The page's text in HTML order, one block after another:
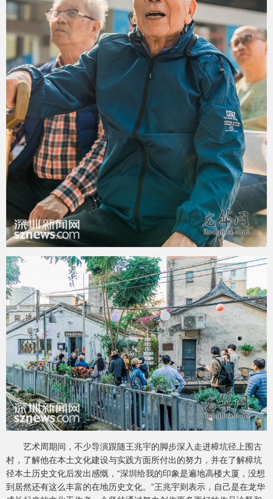
艺术周期间，不少导演跟随王兆宇的脚步深入走进樟坑径上围古
村，了解他在本土文化建设与实践方面所付出的努力，并在了解樟坑
径本土历史文化后发出感慨，“深圳给我的印象是遍地高楼大厦，没想
到居然还有这么丰富的在地历史文化。”王兆宇则表示，自己是在龙华